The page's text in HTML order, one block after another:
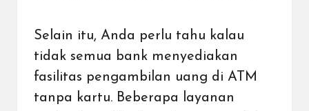
Selain itu, Anda perlu tahu kalau
tidak semua bank menyediakan
fasilitas pengambilan uang di ATM
tanpa kartu. Beberapa layanan